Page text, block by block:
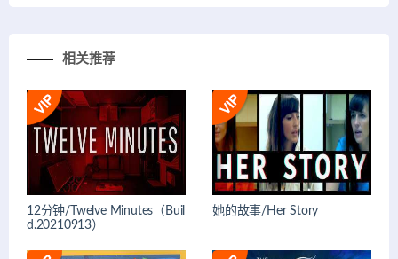
相关推荐
12分钟/Twelve Minutes（Buil
d.20210913）
她的故事/Her Story